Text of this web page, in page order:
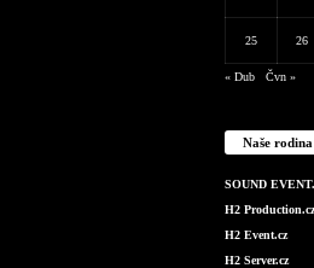
25 26
« Dub Čvn »
Naše rodina
SOUND
H2
H2 Event.cz
H2 Server.cz